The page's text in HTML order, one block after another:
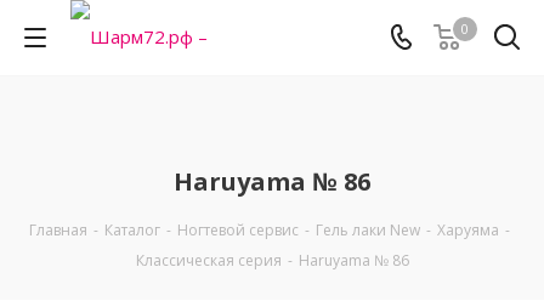
0
Haruyama № 86
Главная - Каталог - Ногтевой сервис - Гель лаки New - Харуяма -
Классическая серия - Haruyama № 86